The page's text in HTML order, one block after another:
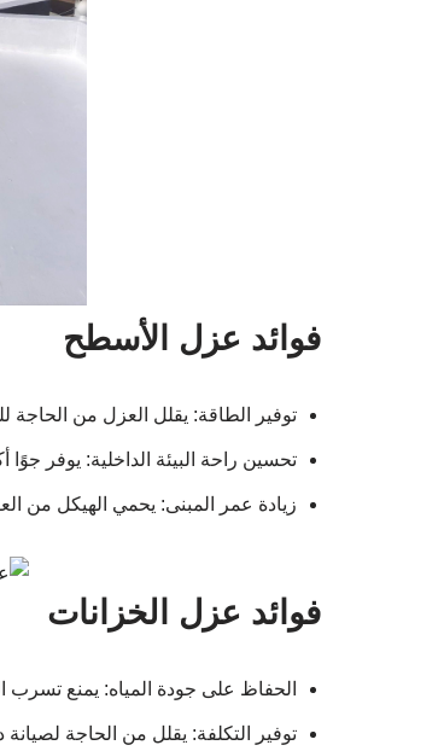
فوائد عزل الأسطح
توفير الطاقة: يقلل العزل من
تحسين راحة البيئة الداخلية: يوفر جوًا
زيادة عمر المبنى: يحمي الهيكل من
فوائد عزل الخزانات
الحفاظ على جودة المياه: يمنع تسرب
توفير التكلفة: يقلل من الحاجة لصيانة